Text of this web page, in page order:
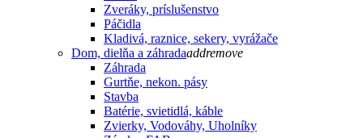
Zveráky, príslušenstvo
Páčidla
Kladivá, raznice, sekery, vyrážače
Dom, dielňa a záhradaaddremove
Záhrada
Gurtňe, nekon. pásy
Stavba
Batérie, svietidlá, káble
Zvierky, Vodováhy, Uholníky